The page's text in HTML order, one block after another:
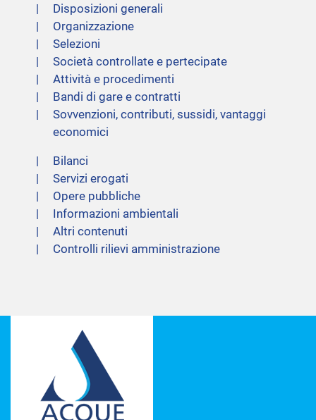
Disposizioni generali
Organizzazione
Selezioni
Società controllate e pertecipate
Attività e procedimenti
Bandi di gare e contratti
Sovvenzioni, contributi, sussidi, vantaggi
economici
Bilanci
Servizi erogati
Opere pubbliche
Informazioni ambientali
Altri contenuti
Controlli rilievi amministrazione